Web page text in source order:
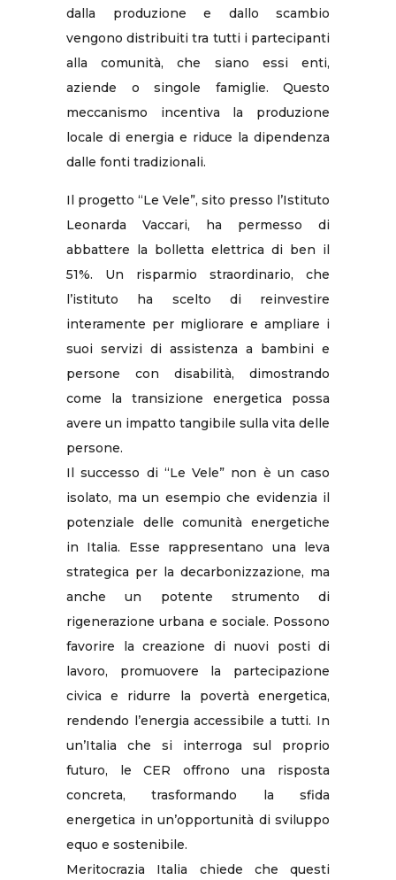
dalla produzione e dallo scambio
vengono distribuiti tra tutti i partecipanti
alla comunità, che siano essi enti,
aziende o singole famiglie. Questo
meccanismo incentiva la produzione
locale di energia e riduce la dipendenza
dalle fonti tradizionali.
Il progetto “Le Vele”, sito presso l’Istituto
Leonarda Vaccari, ha permesso di
abbattere la bolletta elettrica di ben il
51%. Un risparmio straordinario, che
l’istituto ha scelto di reinvestire
interamente per migliorare e ampliare i
suoi servizi di assistenza a bambini e
persone con disabilità, dimostrando
come la transizione energetica possa
avere un impatto tangibile sulla vita delle
persone.
Il successo di “Le Vele” non è un caso
isolato, ma un esempio che evidenzia il
potenziale delle comunità energetiche
in Italia. Esse rappresentano una leva
strategica per la decarbonizzazione, ma
anche un potente strumento di
rigenerazione urbana e sociale. Possono
favorire la creazione di nuovi posti di
lavoro, promuovere la partecipazione
civica e ridurre la povertà energetica,
rendendo l’energia accessibile a tutti. In
un’Italia che si interroga sul proprio
futuro, le CER offrono una risposta
concreta, trasformando la sfida
energetica in un’opportunità di sviluppo
equo e sostenibile.
Meritocrazia Italia chiede che questi